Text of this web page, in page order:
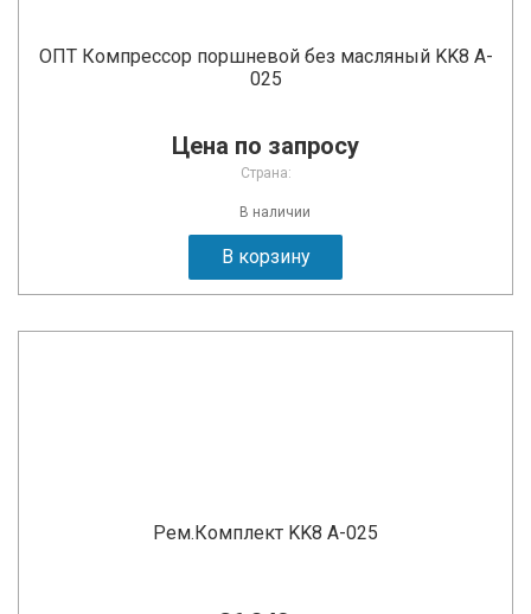
ОПТ Компрессор поршневой без масляный KK8 A-
025
Цена по запросу
Страна:
В наличии
В корзину
Рем.Комплект KK8 A-025